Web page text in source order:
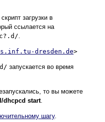
загрузки в
ссылается на
dresden.de>
запускается во время
то вы можете
dhcpcd start.
шагу.